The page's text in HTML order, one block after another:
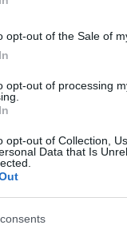
opt-out of the Sale of
opt-out of processing
opt-out of Collection,
Data that Is
A
a
égett este
a lángokat, a
egy ember